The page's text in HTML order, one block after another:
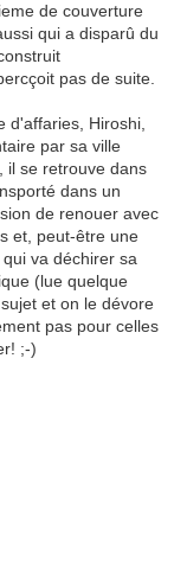
de couverture
qui a disparû du
pas de suite.
d'affaries, Hiroshi,
par sa ville
il se retrouve dans
dans un
de renouer avec
et, peut-être une
va déchirer sa
(lue quelque
et on le dévore
pas pour celles
;-)